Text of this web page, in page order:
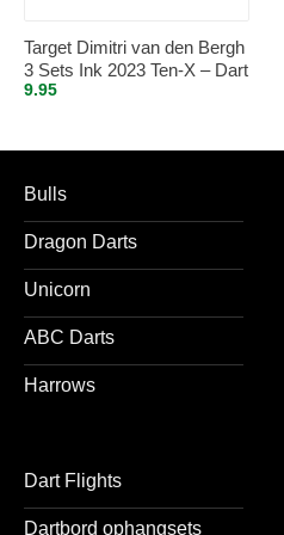
Target Dimitri van den Bergh
3 Sets Ink 2023 Ten-X – Dart
Flights
9.95
Bulls
Dragon Darts
Unicorn
ABC Darts
Harrows
Dart Flights
Dartbord ophangsets